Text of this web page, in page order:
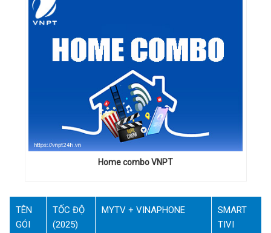
Home combo VNPT
TÊN
GÓI
TỐC ĐỘ
(2025)
MYTV + VINAPHONE
SMART
TIVI